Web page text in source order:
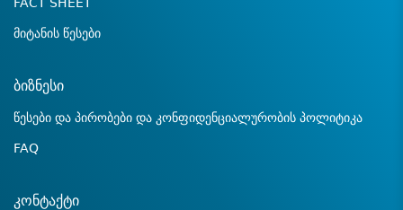
FACT SHEET
მიტანის წესები
ბიზნესი
წესები და პირობები და კონფიდენციალურობის პოლიტიკა
FAQ
კონტაქტი